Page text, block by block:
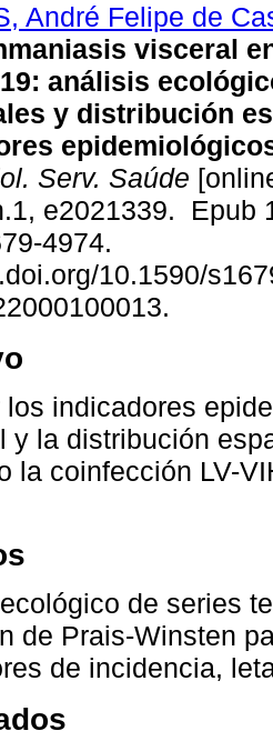
André Felipe de
visceral
análisis
y distribución
Serv. Saúde
e2021339. Epub
4974.
10.1590/
indicadores
y la distribución
la coinfección LV-
de series
de Prais-Winsten
de incidencia,